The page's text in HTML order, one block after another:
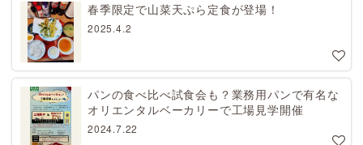
春季限定で山菜天ぷら定食が登場！
2025.4.2
パンの食べ比べ試食会も？業務用パンで有名な
オリエンタルベーカリーで工場見学開催
2024.7.22